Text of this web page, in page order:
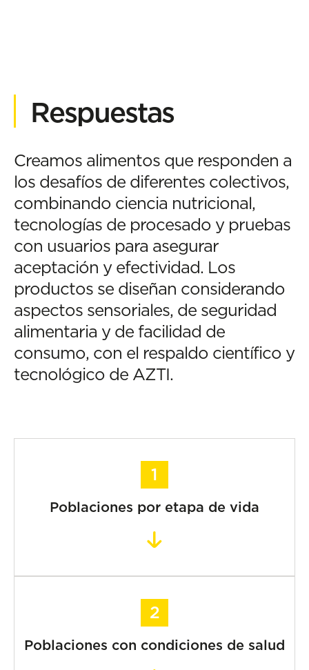
Respuestas
Creamos alimentos que responden a
los desafíos de diferentes colectivos,
combinando ciencia nutricional,
tecnologías de procesado y pruebas
con usuarios para asegurar
aceptación y efectividad. Los
productos se diseñan considerando
aspectos sensoriales, de seguridad
alimentaria y de facilidad de
consumo, con el respaldo científico y
tecnológico de AZTI.
Poblaciones por etapa de vida
Poblaciones con condiciones de salud